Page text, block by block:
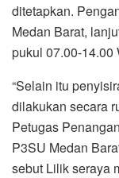
ditetapkan.
Medan Barat,
pukul 07.00-14.00
“Selain itu
dilakukan secara
Petugas
P3SU Medan
sebut Lilik seraya